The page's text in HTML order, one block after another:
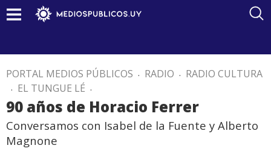
PORTAL MEDIOS PÚBLICOS . RADIO . RADIO CULTURA
. EL TUNGUE LÉ .
90 años de Horacio Ferrer
Conversamos con Isabel de la Fuente y Alberto
Magnone